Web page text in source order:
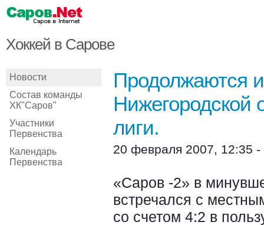
Хоккей в Сарове
Новости
Состав команды
ХК"Саров"
Участники
Первенства
Календарь
Первенства
Продолжаются
Нижегородской
лиги.
20 февраля 2007, 12:35 -
«Саров -2» в
встречался с
со счетом 4:2 в